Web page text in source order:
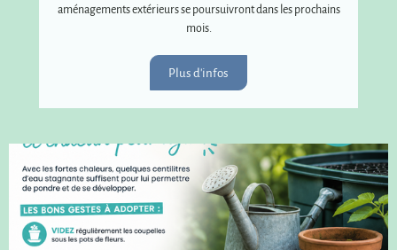
aménagements extérieurs se poursuivront dans les prochains
mois.
Plus d'infos